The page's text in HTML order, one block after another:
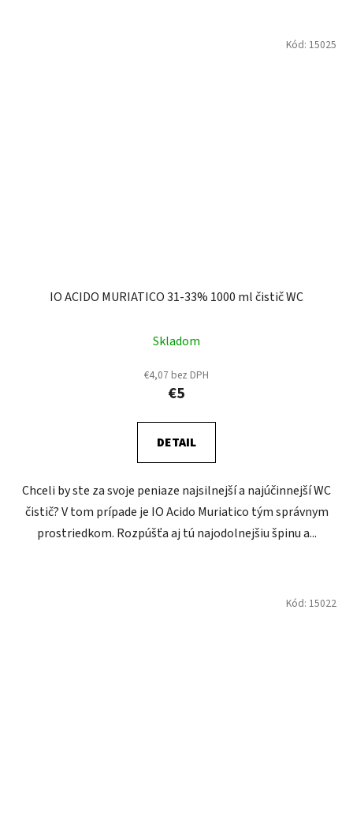
IO ACIDO MURIATICO 31-33% 1000 ml čistič WC
Skladom
€4,07 bez DPH
€5
DETAIL
Chceli by ste za svoje peniaze najsilnejší a najúčinnejší WC
čistič? V tom prípade je IO Acido Muriatico tým správnym
prostriedkom. Rozpúšťa aj tú najodolnejšiu špinu a...
Kód: 15025
Kód: 15022